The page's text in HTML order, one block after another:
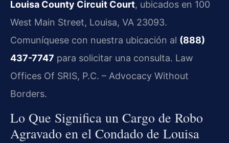
Louisa County Circuit Court, ubicados en 100
West Main Street, Louisa, VA 23093.
Comuníquese con nuestra ubicación al (888)
437-7747 para solicitar una consulta. Law
Offices Of SRIS, P.C. – Advocacy Without
Borders.
Lo Que Significa un Cargo de Robo
Agravado en el Condado de Louisa